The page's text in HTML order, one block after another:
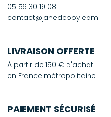
05 56 30 19 08
contact@janedeboy.com
LIVRAISON OFFERTE
À partir de 150 € d'achat
en France métropolitaine
PAIEMENT SÉCURISÉ